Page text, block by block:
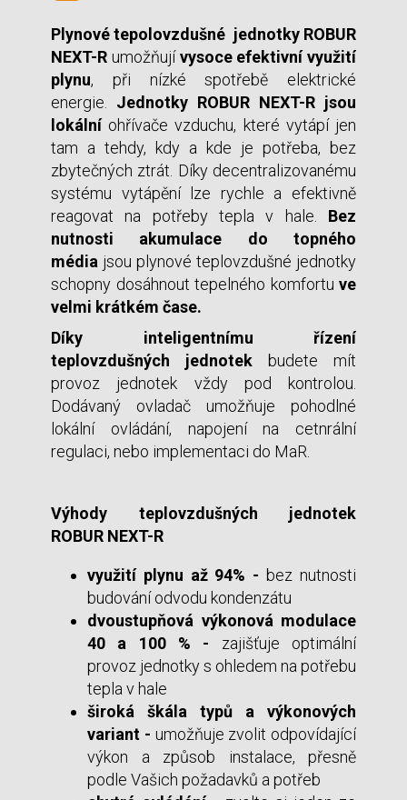
Plynové tepolovzdušné jednotky ROBUR
NEXT-R umožňujívysoce efektivní využití
plynu, při nízké spotřebě elektrické
energie. Jednotky ROBUR NEXT-R jsou
lokálníohřívače vzduchu, které vytápí jen
tam a tehdy, kdy a kde je potřeba, bez
zbytečných ztrát. Díky decentralizovanému
systému vytápění lze rychle a efektivně
reagovat na potřeby tepla v hale. Bez
nutnosti akumulace do topného
média jsou plynové teplovzdušné jednotky
schopny dosáhnout tepelného komfortu ve
velmi krátkém čase.
Díky inteligentnímu řízení
teplovzdušných jednotek budete mít
provoz jednotek vždy pod kontrolou.
Dodávaný ovladač umožňuje pohodlné
lokální ovládání, napojení na cetnrální
regulaci, nebo implementaci do MaR.
Výhody teplovzdušných jednotek
ROBUR NEXT-R
využití plynu až 94% - bez nutnosti
budování odvodu kondenzátu
dvoustupňová výkonová modulace
40 a 100 % - zajišťuje optimální
provoz jednotky s ohledem na potřebu
tepla v hale
široká škála typů a výkonových
variant - umožňuje zvolit odpovídající
výkon a způsob instalace, přesně
podle Vašich požadavků a potřeb